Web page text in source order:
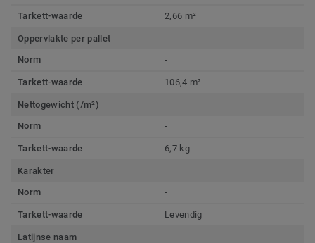
Tarkett-waarde 2,66 m²
Oppervlakte per pallet
Norm
-
Tarkett-waarde 106,4 m²
Nettogewicht (/m²)
Norm
-
Tarkett-waarde 6,7 kg
Karakter
Norm
-
Tarkett-waarde Levendig
Latijnse naam